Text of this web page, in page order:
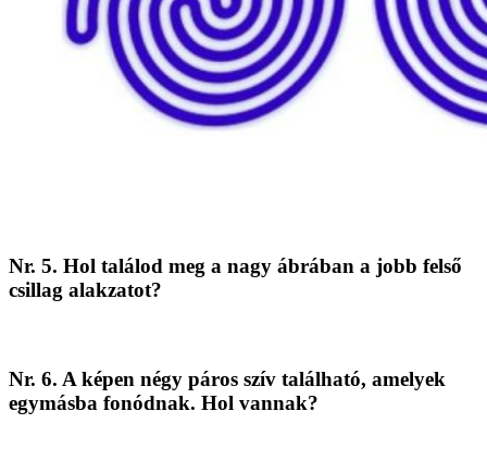
Nr. 5. Hol találod meg a nagy ábrában a jobb felső
csillag alakzatot?
Nr. 6. A képen négy páros szív található, amelyek
egymásba fonódnak. Hol vannak?